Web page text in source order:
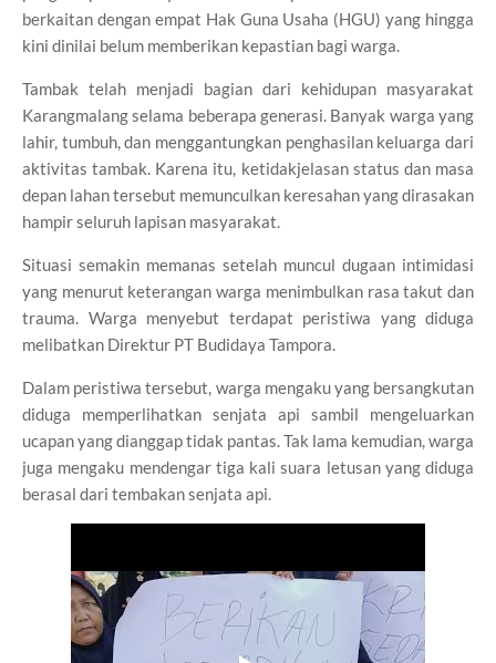
berkaitan dengan empat Hak Guna Usaha (HGU) yang hingga
kini dinilai belum memberikan kepastian bagi warga.
Tambak telah menjadi bagian dari kehidupan masyarakat
Karangmalang selama beberapa generasi. Banyak warga yang
lahir, tumbuh, dan menggantungkan penghasilan keluarga dari
aktivitas tambak. Karena itu, ketidakjelasan status dan masa
depan lahan tersebut memunculkan keresahan yang dirasakan
hampir seluruh lapisan masyarakat.
Situasi semakin memanas setelah muncul dugaan intimidasi
yang menurut keterangan warga menimbulkan rasa takut dan
trauma. Warga menyebut terdapat peristiwa yang diduga
melibatkan Direktur PT Budidaya Tampora.
Dalam peristiwa tersebut, warga mengaku yang bersangkutan
diduga memperlihatkan senjata api sambil mengeluarkan
ucapan yang dianggap tidak pantas. Tak lama kemudian, warga
juga mengaku mendengar tiga kali suara letusan yang diduga
berasal dari tembakan senjata api.